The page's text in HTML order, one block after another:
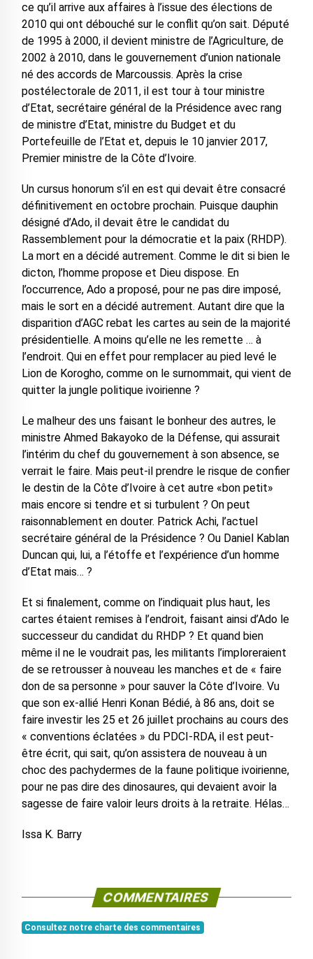
ce qu’il arrive aux affaires à l’issue des élections de
2010 qui ont débouché sur le conflit qu’on sait. Député
de 1995 à 2000, il devient ministre de l’Agriculture, de
2002 à 2010, dans le gouvernement d’union nationale
né des accords de Marcoussis. Après la crise
postélectorale de 2011, il est tour à tour ministre
d’Etat, secrétaire général de la Présidence avec rang
de ministre d’Etat, ministre du Budget et du
Portefeuille de l’Etat et, depuis le 10 janvier 2017,
Premier ministre de la Côte d’Ivoire.
Un cursus honorum s’il en est qui devait être consacré
définitivement en octobre prochain. Puisque dauphin
désigné d’Ado, il devait être le candidat du
Rassemblement pour la démocratie et la paix (RHDP).
La mort en a décidé autrement. Comme le dit si bien le
dicton, l’homme propose et Dieu dispose. En
l’occurrence, Ado a proposé, pour ne pas dire imposé,
mais le sort en a décidé autrement. Autant dire que la
disparition d’AGC rebat les cartes au sein de la majorité
présidentielle. A moins qu’elle ne les remette … à
l’endroit. Qui en effet pour remplacer au pied levé le
Lion de Korogho, comme on le surnommait, qui vient de
quitter la jungle politique ivoirienne ?
Le malheur des uns faisant le bonheur des autres, le
ministre Ahmed Bakayoko de la Défense, qui assurait
l’intérim du chef du gouvernement à son absence, se
verrait le faire. Mais peut-il prendre le risque de confier
le destin de la Côte d’Ivoire à cet autre «bon petit»
mais encore si tendre et si turbulent ? On peut
raisonnablement en douter. Patrick Achi, l’actuel
secrétaire général de la Présidence ? Ou Daniel Kablan
Duncan qui, lui, a l’étoffe et l’expérience d’un homme
d’Etat mais… ?
Et si finalement, comme on l’indiquait plus haut, les
cartes étaient remises à l’endroit, faisant ainsi d’Ado le
successeur du candidat du RHDP ? Et quand bien
même il ne le voudrait pas, les militants l’imploreraient
de se retrousser à nouveau les manches et de « faire
don de sa personne » pour sauver la Côte d’Ivoire. Vu
que son ex-allié Henri Konan Bédié, à 86 ans, doit se
faire investir les 25 et 26 juillet prochains au cours des
« conventions éclatées » du PDCI-RDA, il est peut-
être écrit, qui sait, qu’on assistera de nouveau à un
choc des pachydermes de la faune politique ivoirienne,
pour ne pas dire des dinosaures, qui devaient avoir la
sagesse de faire valoir leurs droits à la retraite. Hélas…
Issa K. Barry
COMMENTAIRES
Consultez notre charte des commentaires